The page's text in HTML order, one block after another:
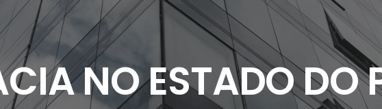
NO ESTADO DO